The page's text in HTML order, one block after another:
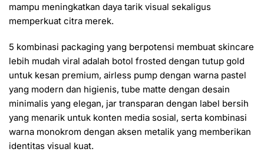
mampu meningkatkan daya tarik visual sekaligus
memperkuat citra merek.
5 kombinasi packaging yang berpotensi membuat skincare
lebih mudah viral adalah botol frosted dengan tutup gold
untuk kesan premium, airless pump dengan warna pastel
yang modern dan higienis, tube matte dengan desain
minimalis yang elegan, jar transparan dengan label bersih
yang menarik untuk konten media sosial, serta kombinasi
warna monokrom dengan aksen metalik yang memberikan
identitas visual kuat.